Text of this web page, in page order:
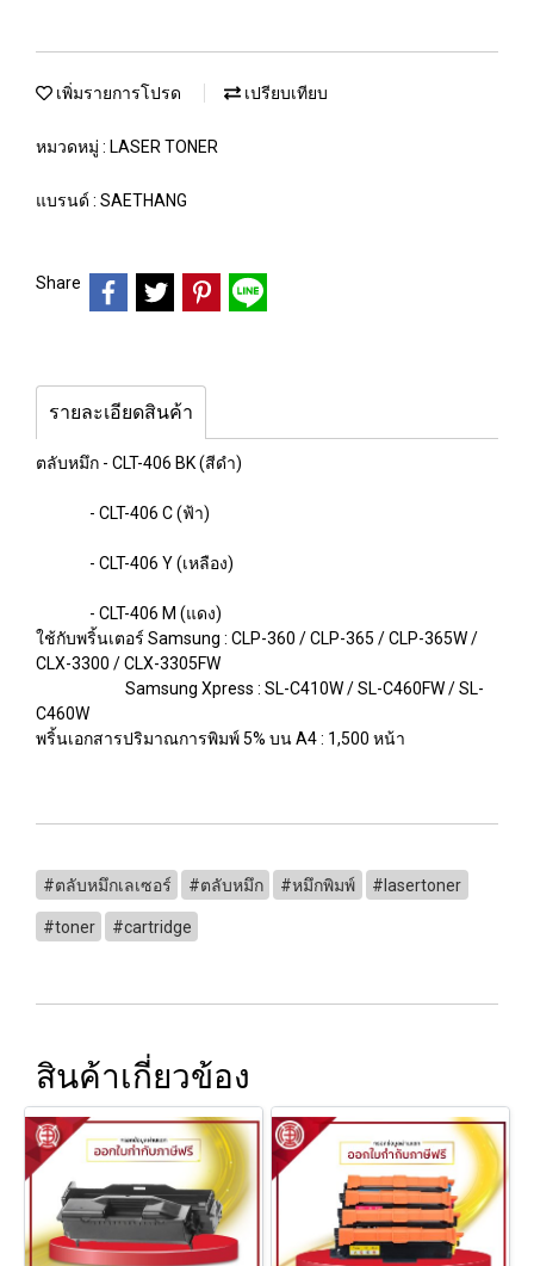
เพิ่มรายการโปรด เปรียบเทียบ
หมวดหมู่ : LASER TONER
แบรนด์ : SAETHANG
Share
รายละเอียดสินค้า
ตลับหมึก - CLT-406 BK (สีดำ)
- CLT-406 C (ฟ้า)
- CLT-406 Y (เหลือง)
- CLT-406 M (แดง)
ใช้กับพริ้นเตอร์ Samsung : CLP-360 / CLP-365 / CLP-365W /
CLX-3300 / CLX-3305FW
Samsung Xpress : SL-C410W / SL-C460FW / SL-
C460W
พริ้นเอกสารปริมาณการพิมพ์ 5% บน A4 : 1,500 หน้า
#ตลับหมึกเลเซอร์ #ตลับหมึก #หมึกพิมพ์ #lasertoner
#toner #cartridge
สินค้าเกี่ยวข้อง